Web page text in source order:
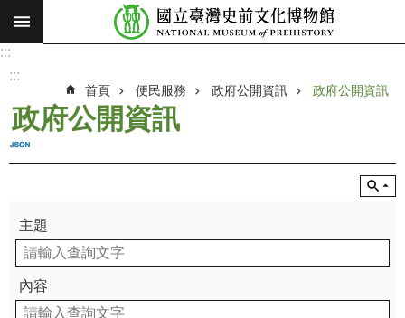
跳到主要內容區塊
搜
願
景
最
新
消
息
:::
:::
首頁 便民服務 政府公開資訊 政府公開資訊
政府公開資訊
主題
內容